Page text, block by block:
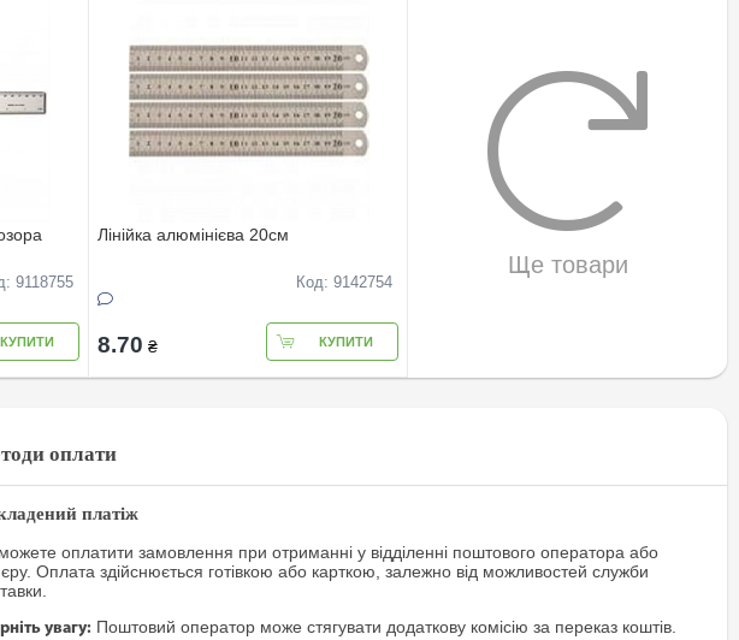
9118755
КУПИТИ
Лінійка алюмінієва 20см
Код: 9142754
8.70 ₴ КУПИТИ
Ще товари
оплати
платіж
оплатити замовлення при отриманні у відділенні поштового оператора або
Оплата здійснюється готівкою або карткою, залежно від можливостей служби
увагу: Поштовий оператор може стягувати додаткову комісію за переказ коштів.